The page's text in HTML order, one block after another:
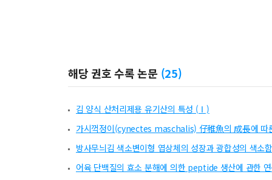
해당 권호 수록 논문 (25)
김 양식 산처리제용 유기산의 특성 (Ⅰ)
가시꺽정이(cynectes maschalis) 仔稚魚의 成長에 따
방사무늬김 색소변이형 엽상체의 성장과 광합성의 색소
어육 단백질의 효소 분해에 의한 peptide 생산에 관한